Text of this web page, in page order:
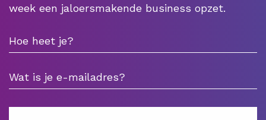
week een jaloersmakende business opzet.